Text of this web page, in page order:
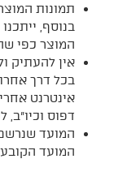
תמונות
בנוסף,
המוצר כפי
אין להעתיק
בכל דרך
אינטרנט
דפוס
המועד שנרשם
המועד